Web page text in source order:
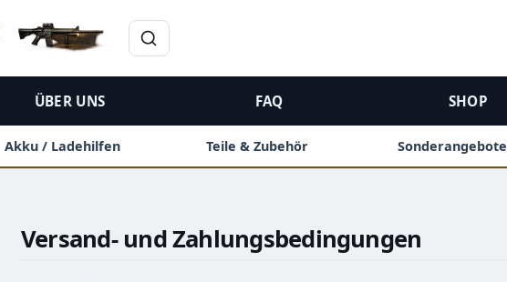
ÜBER UNS FAQ SHOP
Akku / Ladehilfen Teile & Zubehör Sonderangebote
Versand- und Zahlungsbedingungen